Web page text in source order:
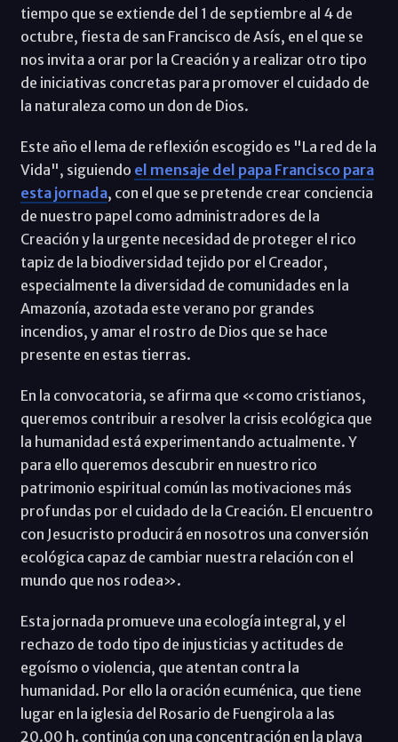
tiempo que se extiende del 1 de septiembre al 4 de
octubre, fiesta de san Francisco de Asís, en el que se
nos invita a orar por la Creación y a realizar otro tipo
de iniciativas concretas para promover el cuidado de
la naturaleza como un don de Dios.
Este año el lema de reflexión escogido es "La red de la
Vida", siguiendo el mensaje del papa Francisco para
esta jornada, con el que se pretende crear conciencia
de nuestro papel como administradores de la
Creación y la urgente necesidad de proteger el rico
tapiz de la biodiversidad tejido por el Creador,
especialmente la diversidad de comunidades en la
Amazonía, azotada este verano por grandes
incendios, y amar el rostro de Dios que se hace
presente en estas tierras.
En la convocatoria, se afirma que «como cristianos,
queremos contribuir a resolver la crisis ecológica que
la humanidad está experimentando actualmente. Y
para ello queremos descubrir en nuestro rico
patrimonio espiritual común las motivaciones más
profundas por el cuidado de la Creación. El encuentro
con Jesucristo producirá en nosotros una conversión
ecológica capaz de cambiar nuestra relación con el
mundo que nos rodea».
Esta jornada promueve una ecología integral, y el
rechazo de todo tipo de injusticias y actitudes de
egoísmo o violencia, que atentan contra la
humanidad. Por ello la oración ecuménica, que tiene
lugar en la iglesia del Rosario de Fuengirola a las
20.00 h. continúa con una concentración en la playa